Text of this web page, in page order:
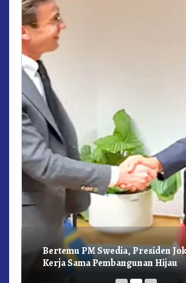
Bertemu PM Swedia, Presiden
Kerja Sama Pembangunan Hijau